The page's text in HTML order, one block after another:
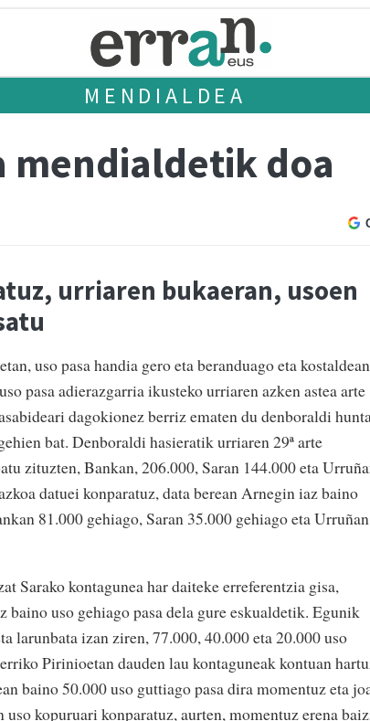
MENDIALDEA
mendialdetik doa
urriaren bukaeran, usoen
uso pasa handia gero eta beranduago eta kostaldean
pasa adierazgarria ikusteko urriaren azken astea arte
dagokionez berriz ematen du denboraldi
bat. Denboraldi hasieratik urriaren 29ª arte
zituzten, Bankan, 206.000, Saran 144.000 eta
datuei konparatuz, data berean Arnegin iaz baino
81.000 gehiago, Saran 35.000 gehiago eta Urruñan
Sarako kontagunea har daiteke erreferentzia gisa,
baino uso gehiago pasa dela gure eskualdetik. Egunik
larunbata izan ziren, 77.000, 40.000 eta 20.000 uso
Pirinioetan dauden lau kontaguneak kontuan
baino 50.000 uso guttiago pasa dira momentuz eta
kopuruari konparatuz, aurten, momentuz erena